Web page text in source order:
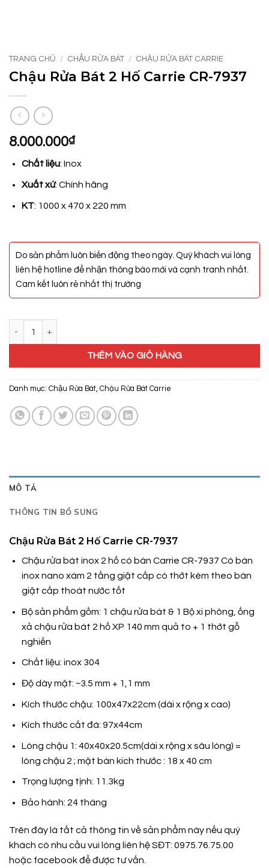
TRANG CHỦ / CHẬU RỬA BÁT / CHẬU RỬA BÁT CARRIE
Chậu Rửa Bát 2 Hố Carrie CR-7937
8.000.000₫
Chất liệu: Inox
Xuất xứ: Chính hãng
KT: 1000 x 470 x 220 mm
Do sản phẩm luôn biến động theo ngày. Quý khách vui lòng
liên hệ hotline để nhận thông báo mới và cạnh tranh nhất.
Cam kết luôn rẻ nhất thị trường
THÊM VÀO GIỎ HÀNG
Danh mục: Chậu Rửa Bát, Chậu Rửa Bát Carrie
MÔ TẢ
THÔNG TIN BỔ SUNG
Chậu Rửa Bát 2 Hố Carrie CR-7937
Chậu rửa bát inox 2 hố có bàn Carrie CR-7937 Có bàn
inox nano xám 2 tầng giật cấp có thớt kèm theo bàn
giật cấp thoát nước tốt
Bộ sản phẩm gồm: 1 chậu rửa bát & 1 Bộ xi phông, ống
xả chậu rửa bát 2 hố XP 140 mm quả to + 1 thớt gỗ
nghiến
Chất liệu: inox 304
Độ dày mặt: ~3.5 mm + 1,1 mm
Kích thước chậu: 100x47x22cm (dài x rộng x cao)
Kích thước cắt đá: 97x44cm
Lòng chậu 1: 40x40x20.5cm(dài x rộng x sâu lòng) =
lòng chậu 2 ; mặt bàn kich thước : 18 x 40 cm
Trọng lượng tịnh: 11.3kg
Bảo hành: 24 tháng
Trên đây là tất cả thông tin về sản phẩm này nếu quý
khách có nhu cầu vui lòng liên hệ SĐT: 0975.76.75.00
hoặc facebookđể được tư vấn.